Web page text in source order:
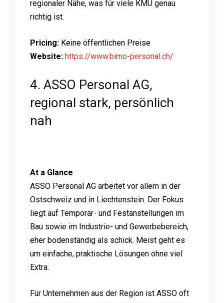
regionaler Nähe, was für viele KMU genau
richtig ist.
Pricing: Keine öffentlichen Preise
Website: https://www.bimo-personal.ch/
4. ASSO Personal AG,
regional stark, persönlich
nah
At a Glance
ASSO Personal AG arbeitet vor allem in der
Ostschweiz und in Liechtenstein. Der Fokus
liegt auf Temporär- und Festanstellungen im
Bau sowie im Industrie- und Gewerbebereich,
eher bodenständig als schick. Meist geht es
um einfache, praktische Lösungen ohne viel
Extra.
Für Unternehmen aus der Region ist ASSO oft